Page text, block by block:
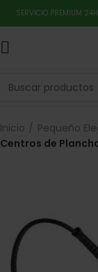
SERVICIO PREMIUM
Inicio Pequeño
Centros de